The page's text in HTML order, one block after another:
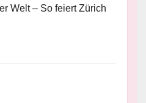
Welt – So feiert Zürich